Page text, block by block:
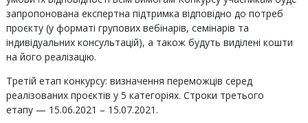
запропонована експертна підтримка відповідно до потреб
проєкту (у форматі групових вебінарів, семінарів та
індивідуальних консультацій), а також будуть виділені кошти
на його реалізацію.
Третій етап конкурсу: визначення переможців серед
реалізованих проєктів у 5 категоріях. Строки третього
етапу — 15.06.2021 – 15.07.2021.